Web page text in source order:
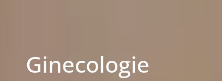
Ginecologie